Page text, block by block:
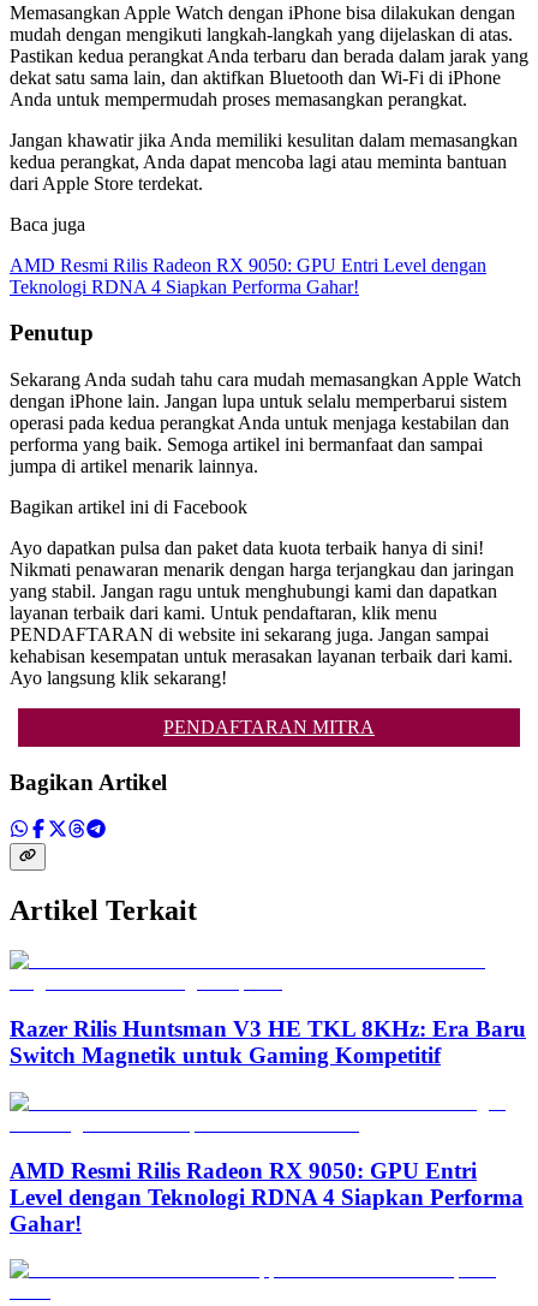
Memasangkan Apple Watch dengan iPhone bisa dilakukan dengan
mudah dengan mengikuti langkah-langkah yang dijelaskan di atas.
Pastikan kedua perangkat Anda terbaru dan berada dalam jarak yang
dekat satu sama lain, dan aktifkan Bluetooth dan Wi-Fi di iPhone
Anda untuk mempermudah proses memasangkan perangkat.
Jangan khawatir jika Anda memiliki kesulitan dalam memasangkan
kedua perangkat, Anda dapat mencoba lagi atau meminta bantuan
dari Apple Store terdekat.
Baca juga
AMD Resmi Rilis Radeon RX 9050: GPU Entri Level dengan
Teknologi RDNA 4 Siapkan Performa Gahar!
Penutup
Sekarang Anda sudah tahu cara mudah memasangkan Apple Watch
dengan iPhone lain. Jangan lupa untuk selalu memperbarui sistem
operasi pada kedua perangkat Anda untuk menjaga kestabilan dan
performa yang baik. Semoga artikel ini bermanfaat dan sampai
jumpa di artikel menarik lainnya.
Bagikan artikel ini di Facebook
Ayo dapatkan pulsa dan paket data kuota terbaik hanya di sini!
Nikmati penawaran menarik dengan harga terjangkau dan jaringan
yang stabil. Jangan ragu untuk menghubungi kami dan dapatkan
layanan terbaik dari kami. Untuk pendaftaran, klik menu
PENDAFTARAN di website ini sekarang juga. Jangan sampai
kehabisan kesempatan untuk merasakan layanan terbaik dari kami.
Ayo langsung klik sekarang!
PENDAFTARAN MITRA
Bagikan Artikel
Artikel Terkait
Razer Rilis Huntsman V3 HE TKL 8KHz: Era Baru
Switch Magnetik untuk Gaming Kompetitif
AMD Resmi Rilis Radeon RX 9050: GPU Entri
Level dengan Teknologi RDNA 4 Siapkan Performa
Gahar!